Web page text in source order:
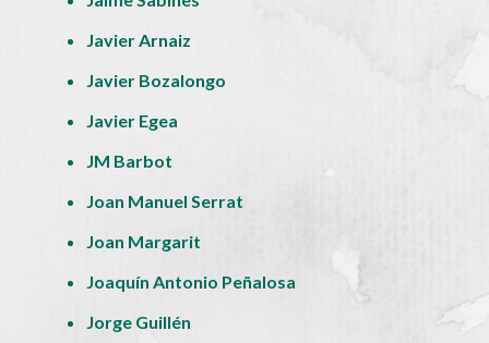
Javier Arnaiz
Javier Bozalongo
Javier Egea
JM Barbot
Joan Manuel Serrat
Joan Margarit
Joaquín Antonio Peñalosa
Jorge Guillén